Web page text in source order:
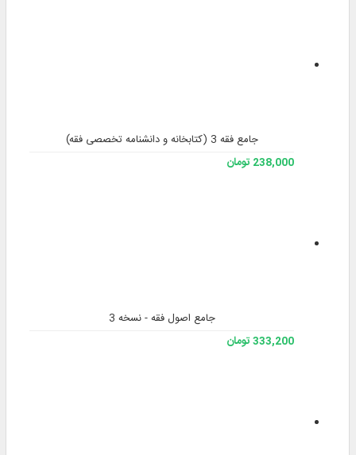
جامع فقه 3 (کتابخانه و دانشنامه تخصصی فقه)
238,000 تومان
جامع اصول فقه - نسخه 3
333,200 تومان